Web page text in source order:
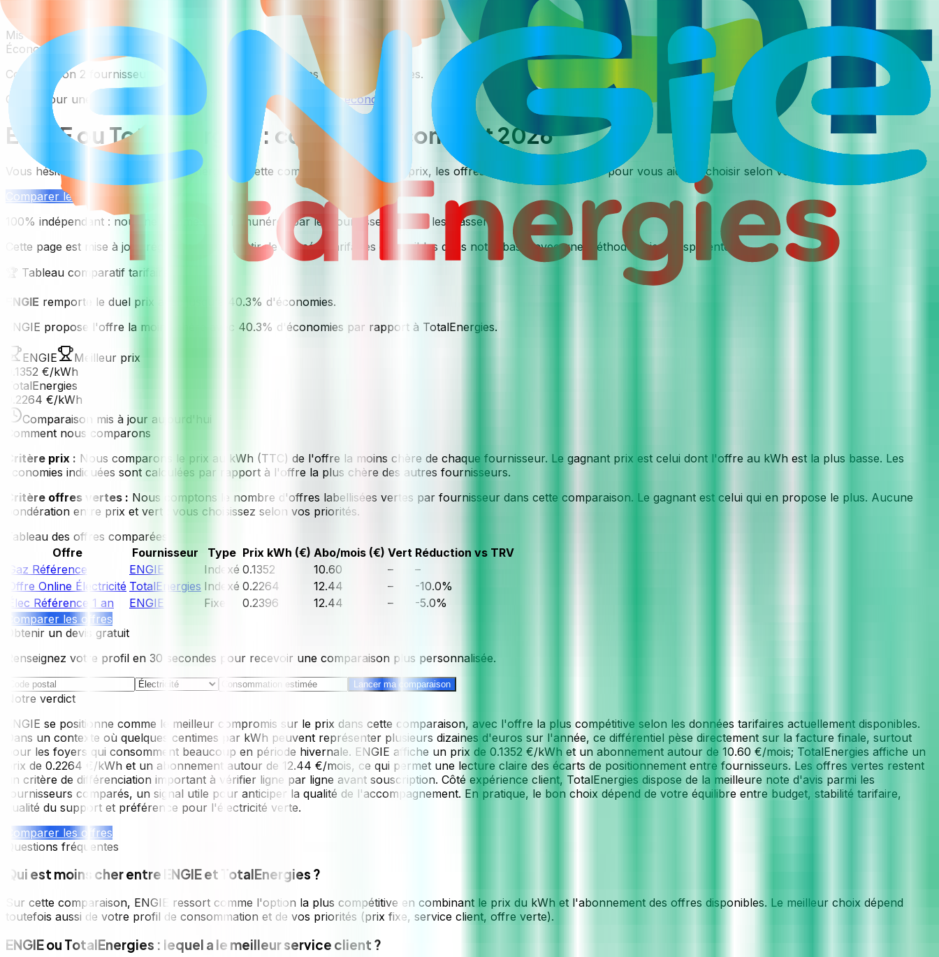
Mis à jour le6 août 2026
Économies potentielles
Comparaison 2 fournisseurs
basée sur les offres les moins chères disponibles.
Calcul pour une consommation de 5 000 kWh/an. Simuler mes économies
ENGIE ou TotalEnergies : comparatif complet 2026
Vous hésitez entre ENGIE vs TotalEnergies ? Cette comparaison détaille les prix, les offres vertes et les garanties pour vous aider à choisir selon vos priorités en 2026.
Comparer les offres
100% indépendant : nous ne sommes pas rémunérés par les fournisseurs pour les classer.
Cette page est mise à jour régulièrement à partir de données tarifaires disponibles dans notre base, avec une méthodologie transparente.
🏆 Tableau comparatif tarifaire
ENGIE remporte le duel prix avec jusqu'à 40.3% d'économies.
ENGIE propose l'offre la moins chère avec 40.3% d'économies par rapport à TotalEnergies.
ENGIE
Meilleur prix
0.1352 €/kWh
TotalEnergies
0.2264 €/kWh
Comparaison mis à jour aujourd'hui
Comment nous comparons
Critère prix : Nous comparons le prix au kWh (TTC) de l'offre la moins chère de chaque fournisseur. Le gagnant prix est celui dont l'offre au kWh est la plus basse. Les
économies indiquées sont calculées par rapport à l'offre la plus chère des autres fournisseurs.
Critère offres vertes : Nous comptons le nombre d'offres labellisées vertes par fournisseur dans cette comparaison. Le gagnant est celui qui en propose le plus. Aucune
pondération entre prix et vert : vous choisissez selon vos priorités.
Tableau des offres comparées
Offre
Fournisseur Type Prix kWh (€) Abo/mois (€) Vert Réduction vs TRV
Gaz Référence
ENGIE Indexé 0.1352 10.60 –
–
Offre Online Électricité TotalEnergies Indexé 0.2264 12.44 – -10.0%
Élec Référence 1 an
ENGIE Fixe 0.2396 12.44 – -5.0%
Comparer les offres
Obtenir un devis gratuit
Renseignez votre profil en 30 secondes pour recevoir une comparaison plus personnalisée.
Lancer ma comparaison
Notre verdict
ENGIE se positionne comme le meilleur compromis sur le prix dans cette comparaison, avec l'offre la plus compétitive selon les données tarifaires actuellement disponibles.
Dans un contexte où quelques centimes par kWh peuvent représenter plusieurs dizaines d'euros sur l'année, ce différentiel pèse directement sur la facture finale, surtout
pour les foyers qui consomment beaucoup en période hivernale. ENGIE affiche un prix de 0.1352 €/kWh et un abonnement autour de 10.60 €/mois; TotalEnergies affiche un
prix de 0.2264 €/kWh et un abonnement autour de 12.44 €/mois, ce qui permet une lecture claire des écarts de positionnement entre fournisseurs. Les offres vertes restent
un critère de différenciation important à vérifier ligne par ligne avant souscription. Côté expérience client, TotalEnergies dispose de la meilleure note d'avis parmi les
fournisseurs comparés, un signal utile pour anticiper la qualité de l'accompagnement. En pratique, le bon choix dépend de votre équilibre entre budget, stabilité tarifaire,
qualité du support et préférence pour l'électricité verte.
Comparer les offres
Questions fréquentes
Qui est moins cher entre ENGIE et TotalEnergies ?
Sur cette comparaison, ENGIE ressort comme l'option la plus compétitive en combinant le prix du kWh et l'abonnement des offres disponibles. Le meilleur choix dépend
toutefois aussi de votre profil de consommation et de vos priorités (prix fixe, service client, offre verte).
ENGIE ou TotalEnergies : lequel a le meilleur service client ?